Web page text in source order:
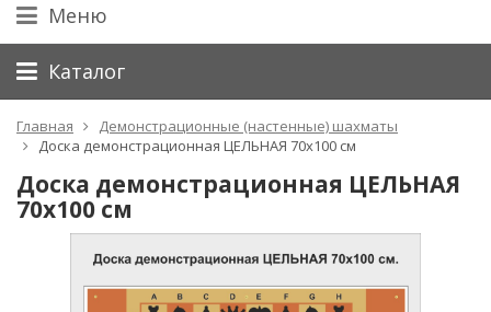
Меню
Каталог
Главная
Демонстрационные (настенные) шахматы
Доска демонстрационная ЦЕЛЬНАЯ 70x100 см
Доска демонстрационная ЦЕЛЬНАЯ
70x100 см